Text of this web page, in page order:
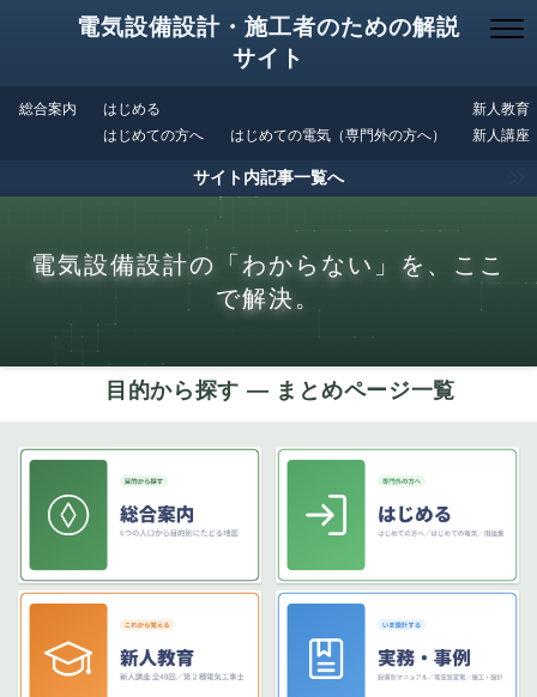
電気設備設計・施工者のための解説
サイト
総合案内
はじめる
はじめての方へ
はじめての電気（専門外の方へ）
新人教育
新人講座
サイト内記事一覧へ
電気設備設計の「わからない」を、ここ
で解決。